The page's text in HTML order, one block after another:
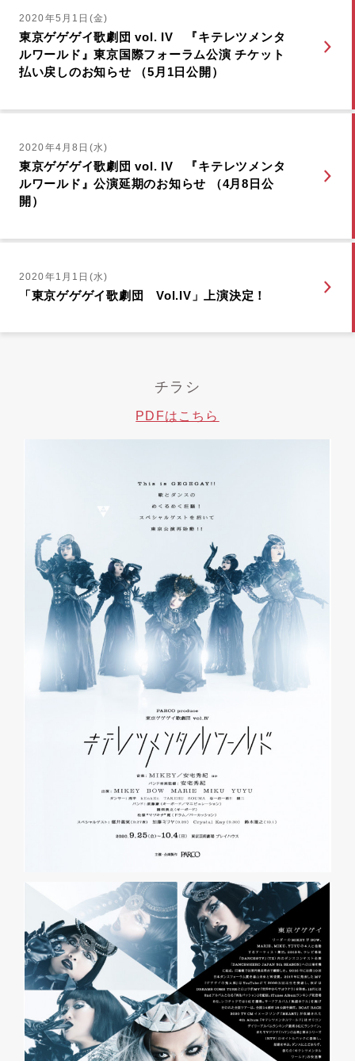
2020年5月1日(金)
東京ゲゲゲイ歌劇団 vol. IV 『キテレツメンタ
ルワールド』東京国際フォーラム公演 チケット
払い戻しのお知らせ （5月1日公開）
2020年4月8日(水)
東京ゲゲゲイ歌劇団 vol. IV 『キテレツメンタ
ルワールド』公演延期のお知らせ （4月8日公
開）
2020年1月1日(水)
「東京ゲゲゲイ歌劇団 Vol.IV」上演決定！
チラシ
PDFはこちら